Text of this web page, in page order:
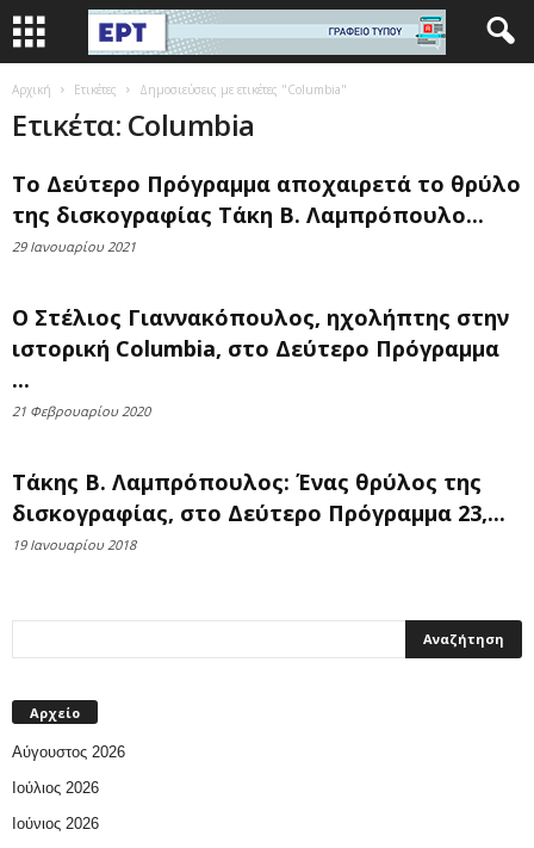
Αρχική Ετικέτες Δημοσιεύσεις με ετικέτες "Columbia"
Ετικέτα: Columbia
Το Δεύτερο Πρόγραμμα αποχαιρετά το θρύλο
της δισκογραφίας Τάκη Β. Λαμπρόπουλο...
29 Ιανουαρίου 2021
Ο Στέλιος Γιαννακόπουλος, ηχολήπτης στην
ιστορική Columbia, στο Δεύτερο Πρόγραμμα
...
21 Φεβρουαρίου 2020
Τάκης Β. Λαμπρόπουλος: Ένας θρύλος της
δισκογραφίας, στο Δεύτερο Πρόγραμμα 23,...
19 Ιανουαρίου 2018
Αρχείο
Αύγουστος 2026
Ιούλιος 2026
Ιούνιος 2026